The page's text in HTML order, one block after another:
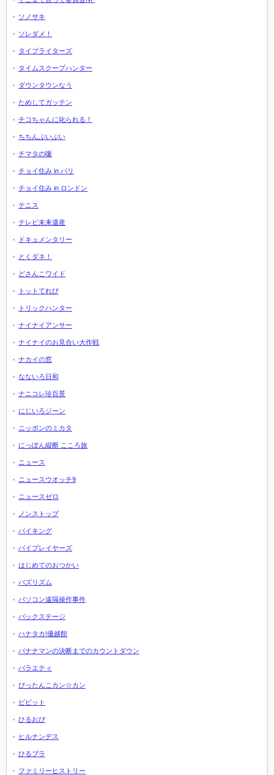
ソノサキ
ソレダメ！
タイプライターズ
タイムスクープハンター
ダウンタウンなう
ためしてガッテン
チコちゃんに叱られる！
ちちんぷいぷい
チマタの噺
チョイ住み in パリ
チョイ住み in ロンドン
テニス
テレビ未来遺産
ドキュメンタリー
とくダネ！
どさんこワイド
トットてれび
トリックハンター
ナイナイアンサー
ナイナイのお見合い大作戦
ナカイの窓
なないろ日和
ナニコレ珍百景
にじいろジーン
ニッポンのミカタ
にっぽん縦断 こころ旅
ニュース
ニュースウオッチ9
ニュースゼロ
ノンストップ
バイキング
バイプレイヤーズ
はじめてのおつかい
バズリズム
パソコン遠隔操作事件
バックステージ
ハナタカ!優越館
バナナマンの決断までのカウントダウン
バラエティ
ぴったんこカン☆カン
ビビット
ひるおび
ヒルナンデス
ひるブラ
ファミリーヒストリー